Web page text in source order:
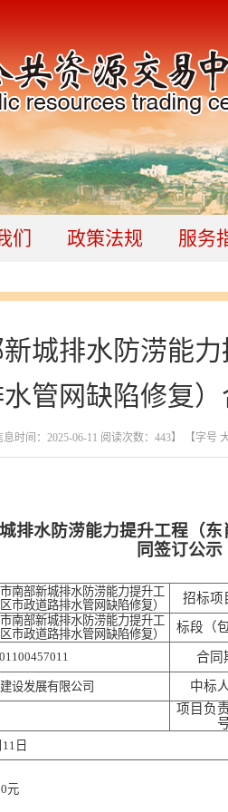
们 政策法规 服务
城排水防涝能
管网缺陷修复
息时间：2025-06-11 阅读次数： 443】 【字号
排水防涝能力提升工程（
同签订公示
南部新城排水防涝能力提升工
市政道路排水管网缺陷修复）
招标项
南部新城排水防涝能力提升工
市政道路排水管网缺陷修复）
标段（
合同
设发展有限公司 中标
项目负
日
元